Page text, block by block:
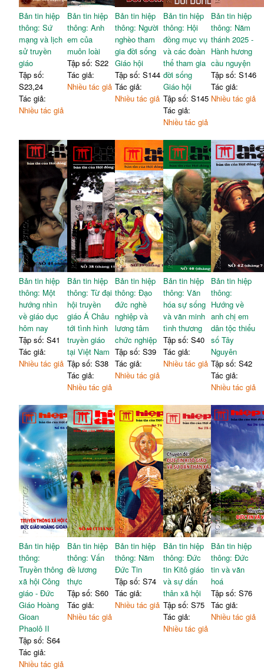
Bản tin hiệp
thông: Sứ
mạng và lịch
sử truyền
giáo
Tập số:
S23,24
Tác giả:
Nhiều tác giả
Bản tin hiệp
thông: Anh
em của
muôn loài
Tập số: S22
Tác giả:
Nhiều tác giả
Bản tin hiệp
thông: Người
nghèo tham
gia đời sống
Giáo hội
Tập số: S144
Tác giả:
Nhiều tác giả
Bản tin hiệp
thông: Hội
đồng mục vụ
và các đoàn
thể tham gia
đời sống
Giáo hội
Tập số: S145
Tác giả:
Nhiều tác giả
Bản tin hiệp
thông: Năm
thánh 2025 -
Hành hương
cầu nguyện
Tập số: S146
Tác giả:
Nhiều tác giả
Bản tin hiệp
thông: Một
hướng nhìn
về giáo dục
hôm nay
Tập số: S41
Tác giả:
Nhiều tác giả
Bản tin hiệp
thông: Từ đại
hội truyền
giáo Á Châu
tới tình hình
truyền giáo
tại Việt Nam
Tập số: S38
Tác giả:
Nhiều tác giả
Bản tin hiệp
thông: Đạo
đức nghề
nghiệp và
lương tâm
chức nghiệp
Tập số: S39
Tác giả:
Nhiều tác giả
Bản tin hiệp
thông: Văn
hóa sự sống
và văn minh
tình thương
Tập số: S40
Tác giả:
Nhiều tác giả
Bản tin hiệp
thông:
Hướng về
anh chị em
dân tộc thiểu
số Tây
Nguyên
Tập số: S42
Tác giả:
Nhiều tác giả
Bản tin hiệp
thông:
Truyền thông
xã hội Công
giáo - Đức
Giáo Hoàng
Gioan
Phaolô II
Tập số: S64
Tác giả:
Nhiều tác giả
Bản tin hiệp
thông: Vấn
đề lương
thực
Tập số: S60
Tác giả:
Nhiều tác giả
Bản tin hiệp
thông: Năm
Đức Tin
Tập số: S74
Tác giả:
Nhiều tác giả
Bản tin hiệp
thông: Đức
tin Kitô giáo
và sự dấn
thân xã hội
Tập số: S75
Tác giả:
Nhiều tác giả
Bản tin hiệp
thông: Đức
tin và văn
hoá
Tập số: S76
Tác giả:
Nhiều tác giả